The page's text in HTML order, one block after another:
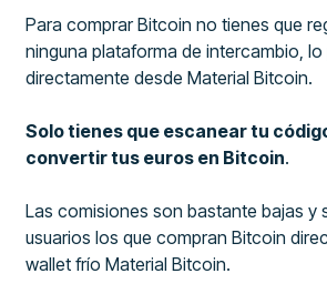
Para comprar Bitcoin no tienes que
ninguna plataforma de intercambio,
directamente desde Material Bitcoin.
Solo tienes que escanear tu
convertir tus euros en Bitcoin.
Las comisiones son bastante bajas y
usuarios los que compran Bitcoin
wallet frío Material Bitcoin.